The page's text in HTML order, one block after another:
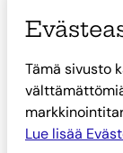
Talous
Yhteystiedot
Tietoa
Tämä sivusto
Lue lisää